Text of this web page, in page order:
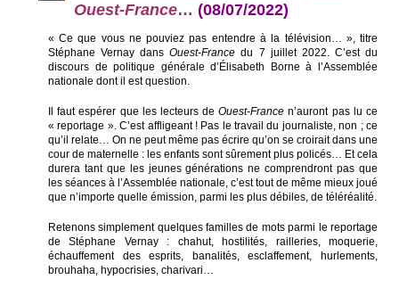
Ouest-France… (08/07/2022)
« Ce que vous ne pouviez pas entendre à la télévision… », titre
Stéphane Vernay dansOuest-France du 7 juillet 2022. C’est du
discours de politique générale d’Élisabeth Borne à l’Assemblée
nationale dont il est question.
Il faut espérer que les lecteurs deOuest-France n’auront pas lu ce
« reportage ». C’est affligeant ! Pas le travail du journaliste, non ; ce
qu’il relate… On ne peut même pas écrire qu’on se croirait dans une
cour de maternelle : les enfants sont sûrement plus policés… Et cela
durera tant que les jeunes générations ne comprendront pas que
les séances à l’Assemblée nationale, c’est tout de même mieux joué
que n’importe quelle émission, parmi les plus débiles, de téléréalité.
Retenons simplement quelques familles de mots parmi le reportage
de Stéphane Vernay : chahut, hostilités, railleries, moquerie,
échauffement des esprits, banalités, esclaffement, hurlements,
brouhaha, hypocrisies, charivari…